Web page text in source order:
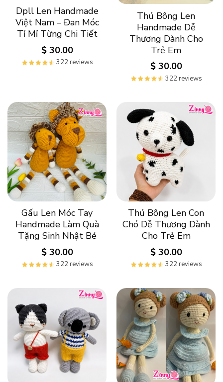
Dpll Len Handmade
Việt Nam – Đan Móc
Tỉ Mỉ Từng Chi Tiết
$30.00
322 reviews
Thú Bông Len
Handmade Dễ
Thương Dành Cho
Trẻ Em
$30.00
322 reviews
Gấu Len Móc Tay
Handmade Làm Quà
Tặng Sinh Nhật Bé
$30.00
322 reviews
Thú Bông Len Con
Chó Dễ Thương Dành
Cho Trẻ Em
$30.00
322 reviews